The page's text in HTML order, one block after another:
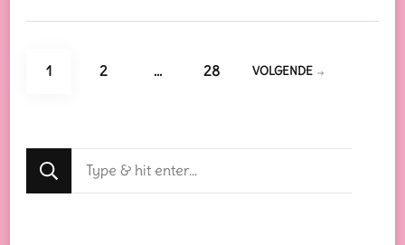
Berichten
PAGINA
1 PAGINA
2 … PAGINA
28 VOLGENDE
Op
zoek